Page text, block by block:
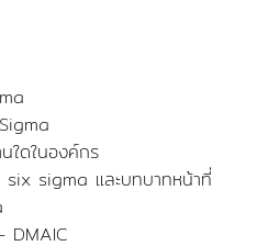
ใดในองค์กร
six sigma และบทบาทหน้าที่
DMAIC